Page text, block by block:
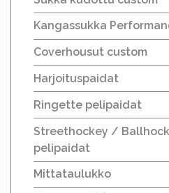
Kangassukka
Coverhousut custom
Harjoituspaidat
Ringette pelipaidat
Streethockey /
pelipaidat
Mittataulukko